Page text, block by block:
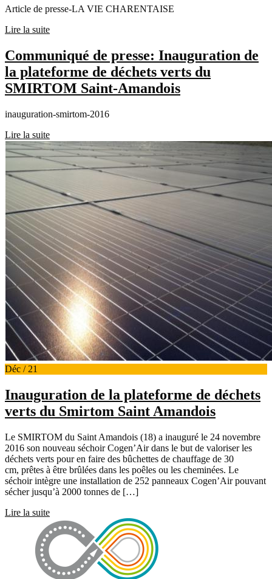
Article de presse-LA VIE CHARENTAISE
Lire la suite
Communiqué de presse: Inauguration de
la plateforme de déchets verts du
SMIRTOM Saint-Amandois
inauguration-smirtom-2016
Lire la suite
Déc / 21
Inauguration de la plateforme de déchets
verts du Smirtom Saint Amandois
Le SMIRTOM du Saint Amandois (18) a inauguré le 24 novembre
2016 son nouveau séchoir Cogen’Air dans le but de valoriser les
déchets verts pour en faire des bûchettes de chauffage de 30
cm, prêtes à être brûlées dans les poêles ou les cheminées. Le
séchoir intègre une installation de 252 panneaux Cogen’Air pouvant
sécher jusqu’à 2000 tonnes de […]
Lire la suite